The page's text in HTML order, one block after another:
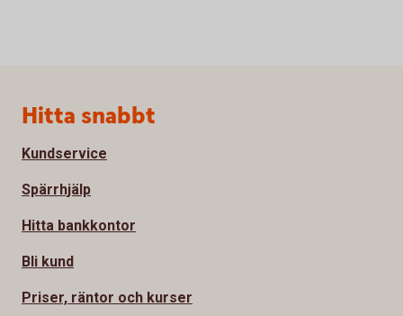
Sidfot
Hitta snabbt
Kundservice
Spärrhjälp
Hitta bankkontor
Bli kund
Priser, räntor och kurser